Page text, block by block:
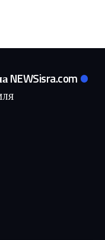
NEWSisra.com